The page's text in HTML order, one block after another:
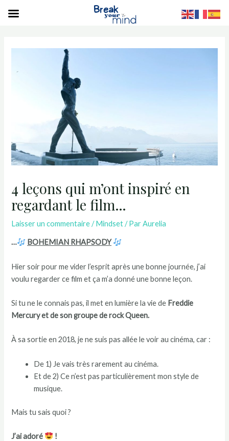
4 leçons qui m’ont inspiré en
regardant le film…
Laisser un commentaire /Mindset/ ParAurelia
… BOHEMIAN RHAPSODY
Hier soir pour me vider l’esprit après une bonne journée, j’ai
voulu regarder ce film et ça m’a donné une bonne leçon.
Si tu ne le connais pas, il met en lumière la vie de Freddie
Mercury et de son groupe de rock Queen.
À sa sortie en 2018, je ne suis pas allée le voir au cinéma, car :
De 1) Je vais très rarement au cinéma.
Et de 2) Ce n’est pas particulièrement mon style de
musique.
Mais tu sais quoi ?
J’ai adoré !